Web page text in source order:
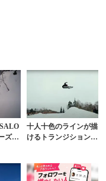
ズン
十人十色のラインが描
けるトランジション天